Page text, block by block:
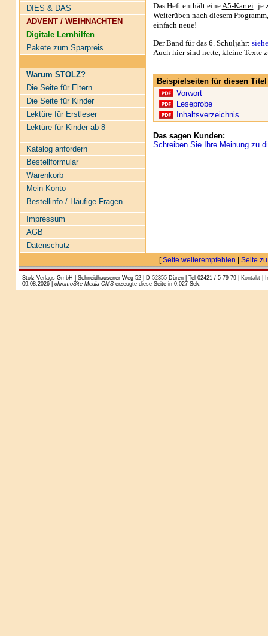
DIES & DAS
ADVENT / WEIHNACHTEN
Digitale Lernhilfen
Pakete zum Sparpreis
Warum STOLZ?
Die Seite für Eltern
Die Seite für Kinder
Lektüre für Erstleser
Lektüre für Kinder ab 8
Katalog anfordern
Bestellformular
Warenkorb
Mein Konto
Bestellinfo / Häufige Fragen
Impressum
AGB
Datenschutz
Das Heft enthält eineA5-Kartei: je
Weiterüben nach diesem
einfach neue!
Der Band für das 6. Schuljahr:
Auch hier sind nette, kleine Texte
Beispielseiten für diesen
Vorwort
Leseprobe
Inhaltsverzeichnis
Das sagen Kunden:
Schreiben Sie Ihre Meinung zu
[Seite weiterempfehlen Seite
Stolz Verlags GmbH | Schneidhausener Weg 52 | D-52355 Düren | Tel 02421 / 5 79 79 | Kontakt|
09.08.2026 | chromoSite Media CMSerzeugte diese Seite in 0.027 Sek.